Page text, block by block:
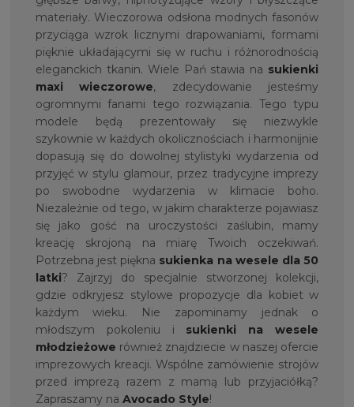
materiały. Wieczorowa odsłona modnych fasonów
przyciąga wzrok licznymi drapowaniami, formami
pięknie układającymi się w ruchu i różnorodnością
eleganckich tkanin. Wiele Pań stawia na sukienki
maxi wieczorowe, zdecydowanie jesteśmy
ogromnymi fanami tego rozwiązania. Tego typu
modele będą prezentowały się niezwykle
szykownie w każdych okolicznościach i harmonijnie
dopasują się do dowolnej stylistyki wydarzenia od
przyjęć w stylu glamour, przez tradycyjne imprezy
po swobodne wydarzenia w klimacie boho.
Niezależnie od tego, w jakim charakterze pojawiasz
się jako gość na uroczystości zaślubin, mamy
kreację skrojoną na miarę Twoich oczekiwań.
Potrzebna jest piękna sukienka na wesele dla 50
latki? Zajrzyj do specjalnie stworzonej kolekcji,
gdzie odkryjesz stylowe propozycje dla kobiet w
każdym wieku. Nie zapominamy jednak o
młodszym pokoleniu i sukienki na wesele
młodzieżowe również znajdziecie w naszej ofercie
imprezowych kreacji. Wspólne zamówienie strojów
przed imprezą razem z mamą lub przyjaciółką?
Zapraszamy na Avocado Style!